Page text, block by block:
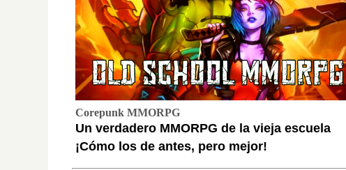
Corepunk MMORPG
Un verdadero MMORPG de la vieja escuela
¡Cómo los de antes, pero mejor!